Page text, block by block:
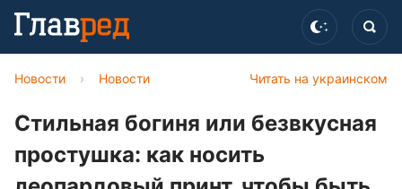
Читать на украинском
Новости › Новости
Стильная богиня или безвкусная
простушка: как носить